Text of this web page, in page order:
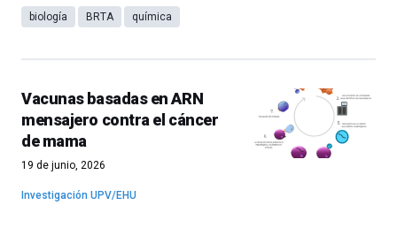
biología BRTA química
Vacunas basadas en ARN
mensajero contra el cáncer
de mama
19 de junio, 2026
Investigación UPV/EHU